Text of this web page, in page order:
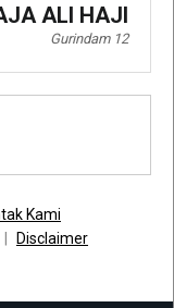
ALI HAJI
Gurindam 12
Kami
Disclaimer